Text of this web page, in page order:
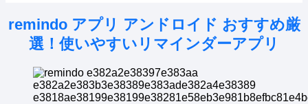
remindo アプリ アンドロイド おすすめ厳
選！使いやすいリマインダーアプリ